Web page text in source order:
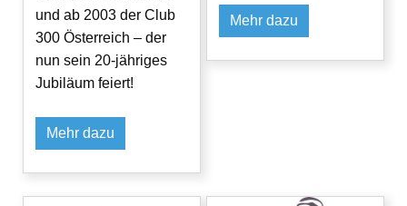
und ab 2003 der Club
300 Österreich – der
nun sein 20-jähriges
Jubiläum feiert!
Mehr dazu
Mehr dazu